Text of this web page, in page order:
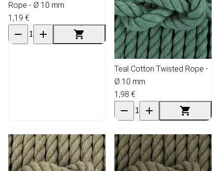
Rope - Ø 10 mm
1,19 €
Teal Cotton Twisted Rope -
Ø 10 mm
1,98 €